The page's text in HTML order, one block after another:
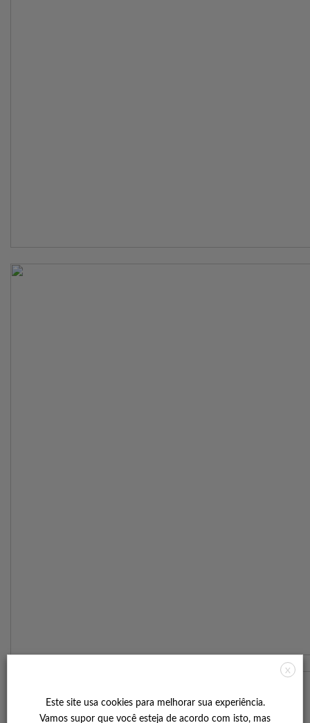
X
Este site usa coo­kies para melhorar sua expe­riên­cia.
Vamos supor que você este­ja de acordo com isto, mas